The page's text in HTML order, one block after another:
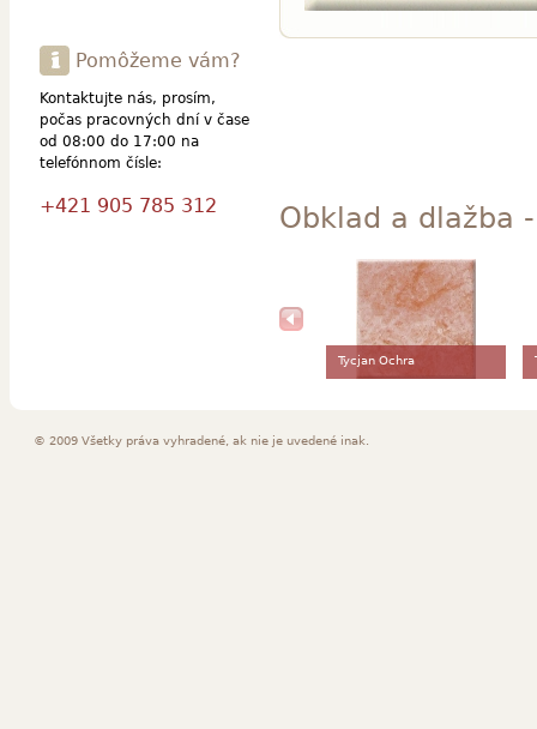
Obklad a dlažba
Tycjan Ochra
Pomôžeme vám?
Kontaktujte nás, prosím,
počas pracovných dní v čase
od 08:00 do 17:00 na
telefónnom čísle:
+421 905 785 312
© 2009 Všetky práva vyhradené, ak nie je uvedené inak.